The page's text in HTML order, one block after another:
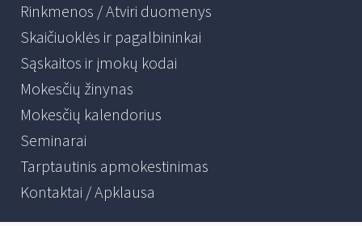
Rinkmenos / Atviri duomenys
Skaičiuoklės ir pagalbininkai
Sąskaitos ir įmokų kodai
Mokesčių žinynas
Mokesčių kalendorius
Seminarai
Tarptautinis apmokestinimas
Kontaktai / Apklausa